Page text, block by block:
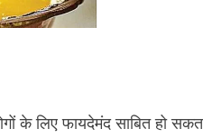
के लिए फायदेमंद साबित हो